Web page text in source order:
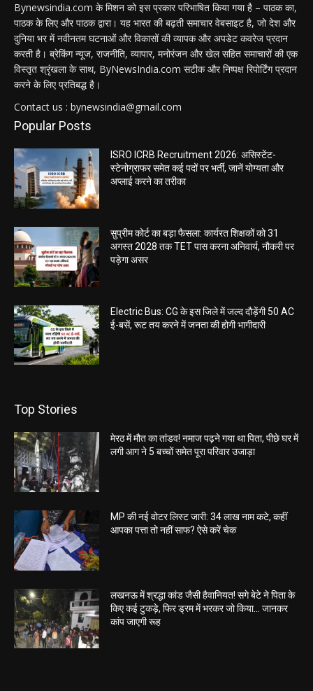
Bynewsindia.com के मिशन को इस प्रकार परिभाषित किया गया है – पाठक का,
पाठक के लिए और पाठक द्वारा। यह भारत की बढ़ती समाचार वेबसाइट है, जो देश और
दुनिया भर में नवीनतम घटनाओं और विकासों की व्यापक और अपडेट कवरेज प्रदान
करती है। ब्रेकिंग न्यूज, राजनीति, व्यापार, मनोरंजन और खेल सहित समाचारों की एक
विस्तृत श्रृंखला के साथ, ByNewsIndia.com सटीक और निष्पक्ष रिपोर्टिंग प्रदान
करने के लिए प्रतिबद्ध है।
Contact us : bynewsindia@gmail.com
Popular Posts
ISRO ICRB Recruitment 2026: असिस्टेंट-
स्टेनोग्राफर समेत कई पदों पर भर्ती, जानें योग्यता और
अप्लाई करने का तरीका
सुप्रीम कोर्ट का बड़ा फैसला: कार्यरत शिक्षकों को 31
अगस्त 2028 तक TET पास करना अनिवार्य, नौकरी पर
पड़ेगा असर
Electric Bus: CG के इस जिले में जल्द दौड़ेंगी 50 AC
ई-बसें, रूट तय करने में जनता की होगी भागीदारी
Top Stories
मेरठ में मौत का तांडव! नमाज पढ़ने गया था पिता, पीछे घर में
लगी आग ने 5 बच्चों समेत पूरा परिवार उजाड़ा
MP की नई वोटर लिस्ट जारी: 34 लाख नाम कटे, कहीं
आपका पत्ता तो नहीं साफ? ऐसे करें चेक
लखनऊ में श्रद्धा कांड जैसी हैवानियत! सगे बेटे ने पिता के
किए कई टुकड़े, फिर ड्रम में भरकर जो किया… जानकर
कांप जाएगी रूह